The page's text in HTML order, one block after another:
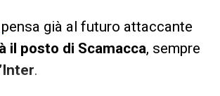
pensa già al futuro attaccante
il posto di Scamacca, sempre
.